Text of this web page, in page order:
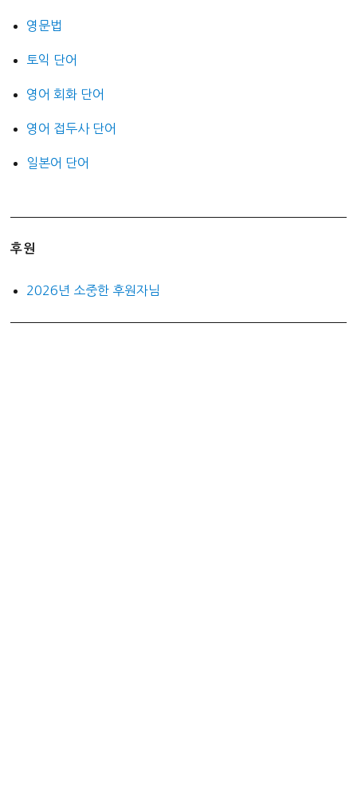
영문법
토익 단어
영어 회화 단어
영어 접두사 단어
일본어 단어
후원
2026년 소중한 후원자님